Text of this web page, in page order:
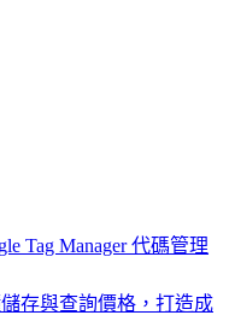
Tag Manager 代碼管理
存與查詢價格，打造成